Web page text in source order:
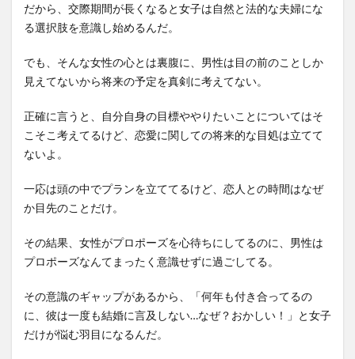
だから、交際期間が長くなると女子は自然と法的な夫婦にな
る選択肢を意識し始めるんだ。
でも、そんな女性の心とは裏腹に、男性は目の前のことしか
見えてないから将来の予定を真剣に考えてない。
正確に言うと、自分自身の目標ややりたいことについてはそ
こそこ考えてるけど、恋愛に関しての将来的な目処は立てて
ないよ。
一応は頭の中でプランを立ててるけど、恋人との時間はなぜ
か目先のことだけ。
その結果、女性がプロポーズを心待ちにしてるのに、男性は
プロポーズなんてまったく意識せずに過ごしてる。
その意識のギャップがあるから、「何年も付き合ってるの
に、彼は一度も結婚に言及しない…なぜ？おかしい！」と女子
だけが悩む羽目になるんだ。